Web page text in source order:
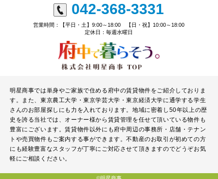
042-368-3331
営業時間：【平日・土】9:00～18:00 【日・祝】10:00～18:00
定休日：毎週水曜日
明星商事では単身やご家族で住める府中の賃貸物件をご紹介しておりま
す。また、東京農工大学・東京学芸大学・東京経済大学に通学する学生
さんのお部屋探しにも力を入れております。地域に密着し50年以上の歴
史を誇る当社では、オーナー様から賃貸管理を任せて頂いている物件も
豊富にございます。賃貸物件以外にも府中周辺の事務所・店舗・テナン
トや売買物件もご案内する事ができます。不動産のお取引が初めての方
にも経験豊富なスタッフが丁寧にご対応させて頂きますのでどうぞお気
軽にご相談ください。